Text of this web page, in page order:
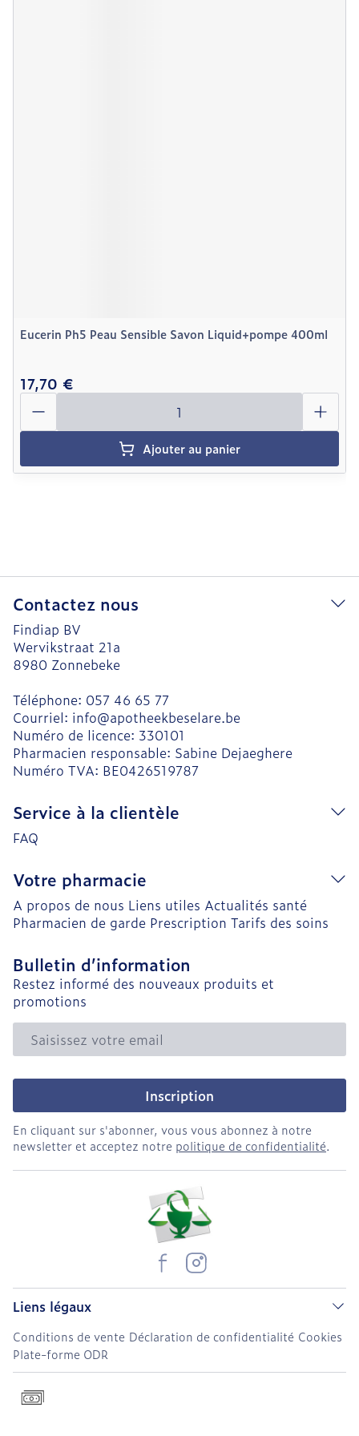
Eucerin Ph5 Peau Sensible Savon Liquid+pompe 400ml
17,70 €
Quantité
Ajouter au panier
Contactez nous
Findiap BV
Wervikstraat 21a
8980 Zonnebeke
Téléphone: 057 46 65 77
Courriel: info@apotheekbeselare.be
Numéro de licence: 330101
Pharmacien responsable: Sabine Dejaeghere
Numéro TVA: BE0426519787
Service à la clientèle
FAQ
Votre pharmacie
A propos de nous Liens utiles Actualités santé
Pharmacien de garde Prescription Tarifs des soins
Bulletin d’information
Restez informé des nouveaux produits et
promotions
Adresse mail
Inscription
En cliquant sur s'abonner, vous vous abonnez à notre
newsletter et acceptez notre politique de confidentialité.
Liens légaux
Conditions de vente Déclaration de confidentialité Cookies
Plate-forme ODR